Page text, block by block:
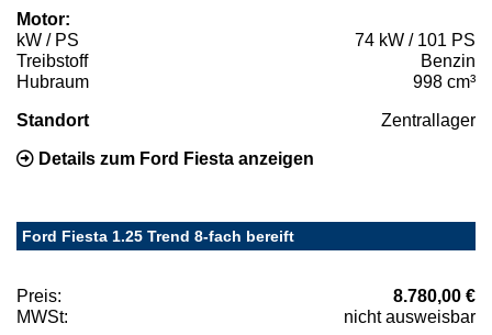
Motor:
kW / PS
74 kW / 101 PS
Treibstoff
Benzin
Hubraum
998 cm³
Standort Zentrallager
Details zum Ford Fiesta anzeigen
Ford Fiesta 1.25 Trend 8-fach bereift
Preis:
8.780,00 €
MWSt:
nicht ausweisbar